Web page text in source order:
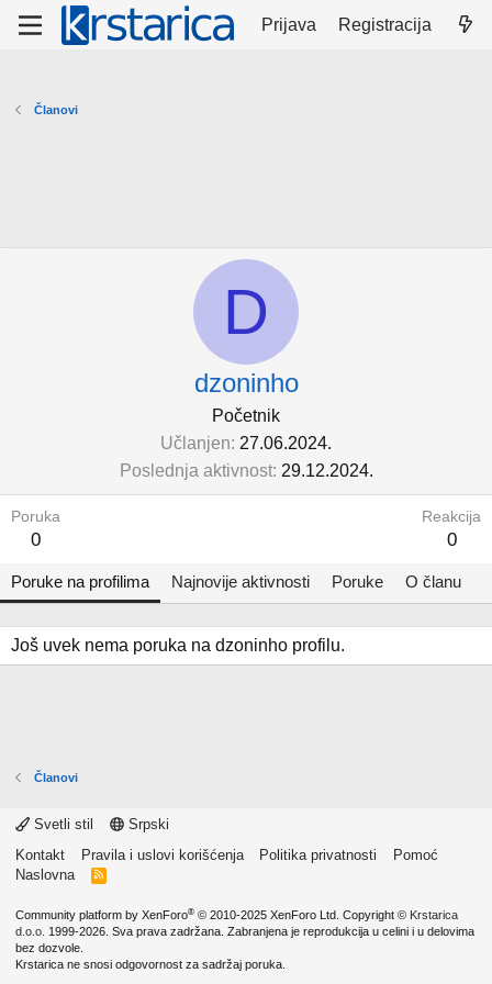
Prijava Registracija
Članovi
D
dzoninho
Početnik
Učlanjen 27.06.2024.
Poslednja aktivnost 29.12.2024.
Poruka
0
Reakcija
0
Poruke na profilima Najnovije aktivnosti Poruke O članu
Još uvek nema poruka na dzoninho profilu.
Članovi
Svetli stil
Srpski
Kontakt
Pravila i uslovi korišćenja Politika privatnosti
Pomoć
Naslovna
R
Community platform by XenForo® © 2010-2025 XenForo Ltd. Copyright © Krstarica
d.o.o. 1999-2026. Sva prava zadržana. Zabranjena je reprodukcija u celini i u delovima
bez dozvole.
Krstarica ne snosi odgovornost za sadržaj poruka.